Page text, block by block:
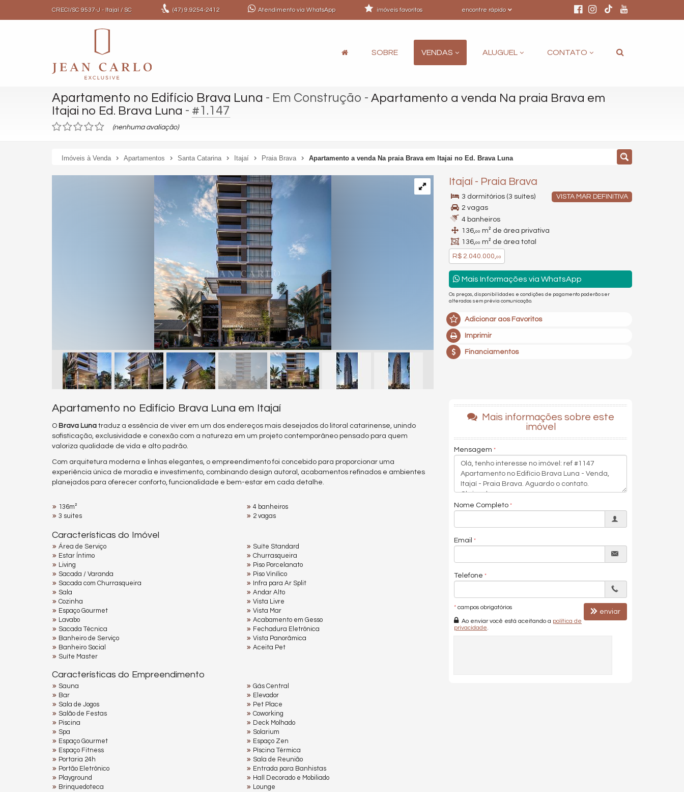
CRECI/SC 9537-J - Itajaí / SC (47)9.9254-2412 Atendimento via WhatsApp encontre rápido
imóveis favoritos
SOBRE VENDAS ALUGUEL CONTATO
Apartamento no Edifício Brava Luna - Em Construção - Apartamento a venda Na praia Brava em
Itajai no Ed. Brava Luna - #1.147
(nenhuma avaliação)
Imóveis à Venda Apartamentos Santa Catarina Itajaí Praia Brava Apartamento a venda Na praia Brava em Itajai no Ed. Brava Luna
Itajaí - Praia Brava
VISTA MAR DEFINITIVA
3 dormitórios (3 suítes)
2 vagas
4 banheiros
136,00 m² de área privativa
136,00 m² de área total
R$ 2.040.000,00
Mais Informações via WhatsApp
Os preços, disponibilidades e condições de pagamento poderão ser
alterados sem prévia comunicação.
Adicionar aos Favoritos
Imprimir
Financiamentos
Apartamento no Edifício Brava Luna em Itajaí
O Brava Luna traduz a essência de viver em um dos endereços mais desejados do litoral catarinense, unindo
sofisticação, exclusividade e conexão com a natureza em um projeto contemporâneo pensado para quem
valoriza qualidade de vida e alto padrão.
Com arquitetura moderna e linhas elegantes, o empreendimento foi concebido para proporcionar uma
experiência única de moradia e investimento, combinando design autoral, acabamentos refinados e ambientes
planejados para oferecer conforto, funcionalidade e bem-estar em cada detalhe.
136m²
3 suites
4 banheiros
2 vagas
Características do Imóvel
Área de Serviço
Estar Íntimo
Living
Sacada / Varanda
Sacada com Churrasqueira
Sala
Cozinha
Espaço Gourmet
Lavabo
Sacada Técnica
Banheiro de Serviço
Banheiro Social
Suíte Master
Suíte Standard
Churrasqueira
Piso Porcelanato
Piso Vinílico
Infra para Ar Split
Andar Alto
Vista Livre
Vista Mar
Acabamento em Gesso
Fechadura Eletrônica
Vista Panorâmica
Aceita Pet
Características do Empreendimento
Sauna
Bar
Sala de Jogos
Salão de Festas
Piscina
Spa
Espaço Gourmet
Espaço Fitness
Portaria 24h
Portão Eletrônico
Playground
Brinquedoteca
Gás Central
Elevador
Pet Place
Coworking
Deck Molhado
Solarium
Espaço Zen
Pìscina Térmica
Sala de Reunião
Entrada para Banhistas
Hall Decorado e Mobiliado
Lounge
Mais informações sobre este
imóvel
Mensagem
Nome Completo
Email
Telefone
* campos obrigatórios
Ao enviar você está aceitando a política de
privacidade
enviar